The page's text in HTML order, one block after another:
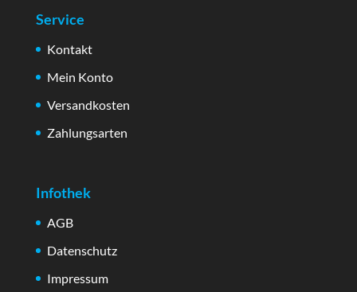
Service
Kontakt
Mein Konto
Versandkosten
Zahlungsarten
Infothek
AGB
Datenschutz
Impressum